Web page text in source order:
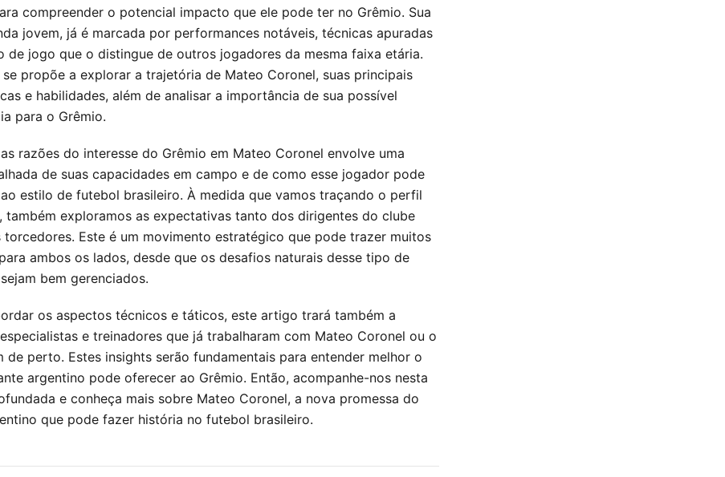
compreender o potencial impacto que ele pode ter no Grêmio. Sua
jovem, já é marcada por performances notáveis, técnicas apuradas
de jogo que o distingue de outros jogadores da mesma faixa etária.
propõe a explorar a trajetória de Mateo Coronel, suas principais
e habilidades, além de analisar a importância de sua possível
para o Grêmio.
razões do interesse do Grêmio em Mateo Coronel envolve uma
de suas capacidades em campo e de como esse jogador pode
estilo de futebol brasileiro. À medida que vamos traçando o perfil
também exploramos as expectativas tanto dos dirigentes do clube
torcedores. Este é um movimento estratégico que pode trazer muitos
ambos os lados, desde que os desafios naturais desse tipo de
bem gerenciados.
os aspectos técnicos e táticos, este artigo trará também a
e treinadores que já trabalharam com Mateo Coronel ou o
de perto. Estes insights serão fundamentais para entender melhor o
argentino pode oferecer ao Grêmio. Então, acompanhe-nos nesta
e conheça mais sobre Mateo Coronel, a nova promessa do
que pode fazer história no futebol brasileiro.